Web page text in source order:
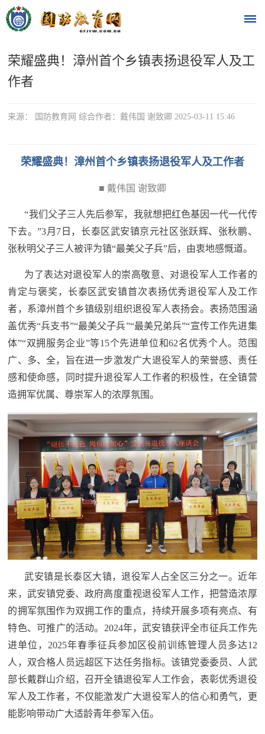
首
时
要
要
热
点
踪
热
点
追
踪
国
防
法
规
防
法
规
国
防
知
识
国
防
知
识
全
民
防
全
民
国
防
子
弟
子
弟
兵
国
防
荣耀盛典！漳州首个乡镇表扬退役军人及工
作者
来源： 国防教育网 综合作者：戴伟国 谢致卿 2025-03-11 15:46
荣耀盛典！漳州首个乡镇表扬退役军人及工作者
■ 戴伟国 谢致卿
“我们父子三人先后参军，我就想把红色基因一代一代传
下去。”3月7日，长泰区武安镇京元社区张跃辉、张秋鹏、
张秋明父子三人被评为镇“最美父子兵”后，由衷地感慨道。
为了表达对退役军人的崇高敬意、对退役军人工作者的
肯定与褒奖，长泰区武安镇首次表扬优秀退役军人及工作
者，系漳州首个乡镇级别组织退役军人表扬会。表扬范围涵
盖优秀“兵支书”“最美父子兵”“最美兄弟兵”“宣传工作先进集
体”“双拥服务企业”等15个先进单位和62名优秀个人。范围
广、多、全，旨在进一步激发广大退役军人的荣誉感、责任
感和使命感，同时提升退役军人工作者的积极性，在全镇营
造拥军优属、尊崇军人的浓厚氛围。
武安镇是长泰区大镇，退役军人占全区三分之一。近年
来，武安镇党委、政府高度重视退役军人工作，把营造浓厚
的拥军氛围作为双拥工作的重点，持续开展多项有亮点、有
特色、可推广的活动。2024年，武安镇获评全市征兵工作先
进单位，2025年春季征兵参加区役前训练管理人员多达12
人，双合格人员远超区下达任务指标。该镇党委委员、人武
部长戴群山介绍，召开全镇退役军人工作会，表彰优秀退役
军人及工作者，不仅能激发广大退役军人的信心和勇气，更
能影响带动广大适龄青年参军入伍。